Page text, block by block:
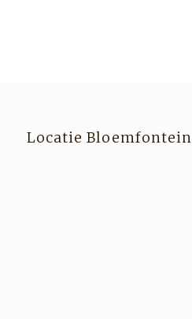
Locatie Bloemfontein